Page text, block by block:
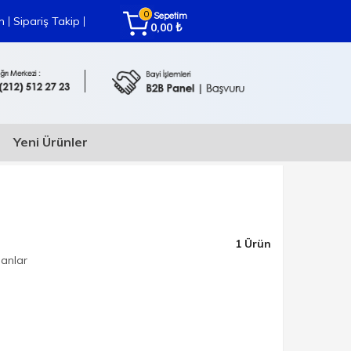
| Sipariş Takip | 0 Sepetim
0,00 ₺
Yeni Ürünler
1 Ürün